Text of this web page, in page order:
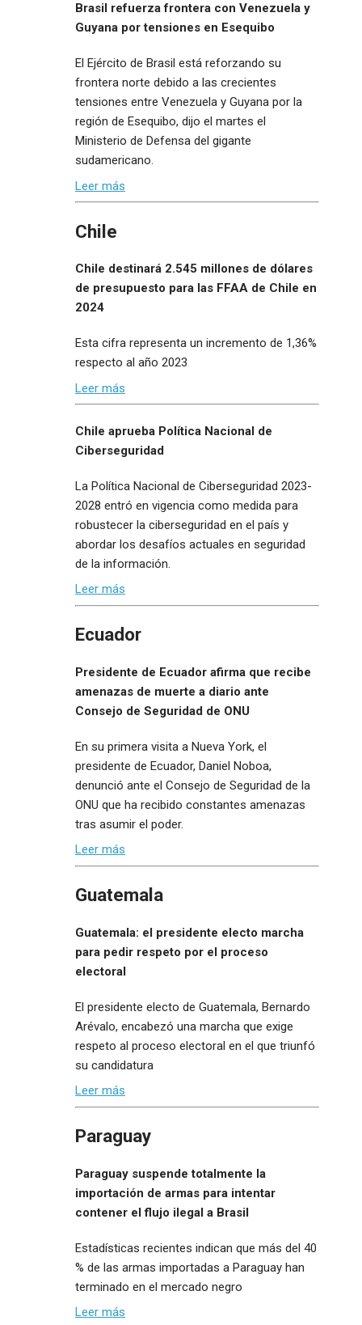
Brasil refuerza frontera con Venezuela y
Guyana por tensiones en Esequibo
El Ejército de Brasil está reforzando su
frontera norte debido a las crecientes
tensiones entre Venezuela y Guyana por la
región de Esequibo, dijo el martes el
Ministerio de Defensa del gigante
sudamericano.
Leer más
Chile
Chile destinará 2.545 millones de dólares
de presupuesto para las FFAA de Chile en
2024
Esta cifra representa un incremento de 1,36%
respecto al año 2023
Leer más
Chile aprueba Política Nacional de
Ciberseguridad
La Política Nacional de Ciberseguridad 2023-
2028 entró en vigencia como medida para
robustecer la ciberseguridad en el país y
abordar los desafíos actuales en seguridad
de la información.
Leer más
Ecuador
Presidente de Ecuador afirma que recibe
amenazas de muerte a diario ante
Consejo de Seguridad de ONU
En su primera visita a Nueva York, el
presidente de Ecuador, Daniel Noboa,
denunció ante el Consejo de Seguridad de la
ONU que ha recibido constantes amenazas
tras asumir el poder.
Leer más
Guatemala
Guatemala: el presidente electo marcha
para pedir respeto por el proceso
electoral
El presidente electo de Guatemala, Bernardo
Arévalo, encabezó una marcha que exige
respeto al proceso electoral en el que triunfó
su candidatura
Leer más
Paraguay
Paraguay suspende totalmente la
importación de armas para intentar
contener el flujo ilegal a Brasil
Estadísticas recientes indican que más del 40
% de las armas importadas a Paraguay han
terminado en el mercado negro
Leer más